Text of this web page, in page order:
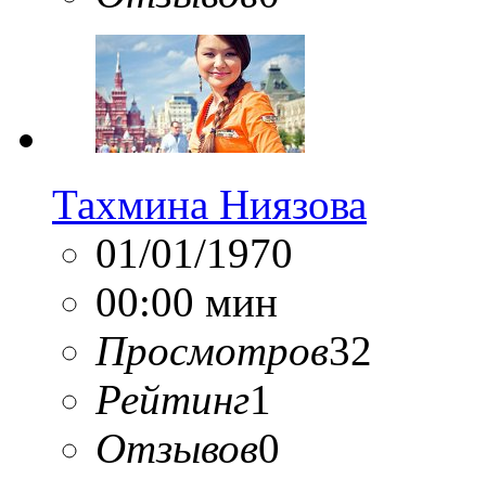
Тахмина Ниязова
01/01/1970
00:00 мин
Просмотров32
Рейтинг1
Отзывов0